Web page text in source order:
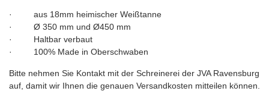
· aus 18mm heimischer Weißtanne
· Ø 350 mm und Ø450 mm
· Haltbar verbaut
· 100% Made in Oberschwaben
Bitte nehmen Sie Kontakt mit der Schreinerei der JVA Ravensburg
auf, damit wir Ihnen die genauen Versandkosten mitteilen können.